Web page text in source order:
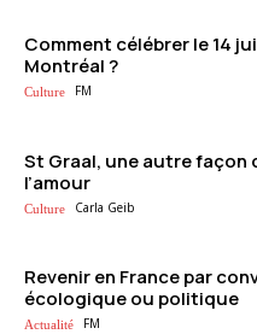
Comment célébrer le 14
Montréal ?
Culture FM
St Graal, une autre façon
l’amour
Culture Carla Geib
Revenir en France par
écologique ou politique
Actualité FM